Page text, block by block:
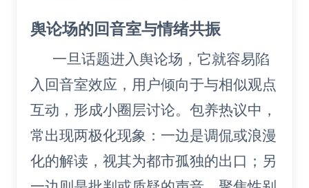
舆论场的回音室与情绪共振
一旦话题进入舆论场，它就容易陷
入回音室效应，用户倾向于与相似观点
互动，形成小圈层讨论。包养热议中，
常出现两极化现象：一边是调侃或浪漫
化的解读，视其为都市孤独的出口；另